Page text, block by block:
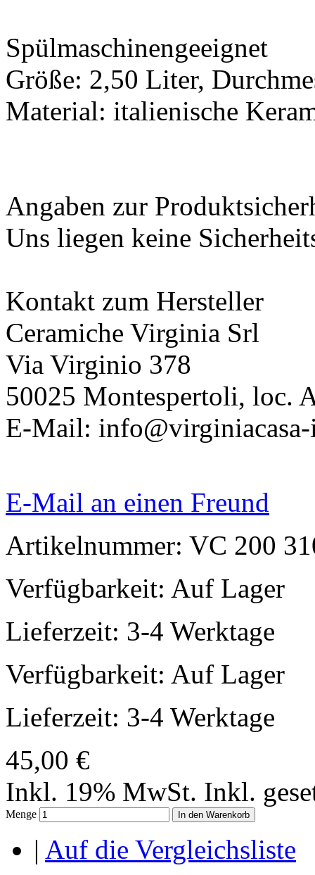
Spülmaschinengeeignet
Größe: 2,50 Liter,
Material: italienische
Angaben zur
Uns liegen keine
Kontakt zum Hersteller
Ceramiche Virginia Srl
Via Virginio 378
50025 Montespertoli, loc.
E-Mail:
E-Mail an einen Freund
Artikelnummer: VC 200
Verfügbarkeit: Auf Lager
Lieferzeit: 3-4 Werktage
Verfügbarkeit: Auf Lager
Lieferzeit: 3-4 Werktage
45,00 €
Inkl. 19% MwSt. Inkl.
Menge In den Warenkorb
| Auf die Vergleichsliste